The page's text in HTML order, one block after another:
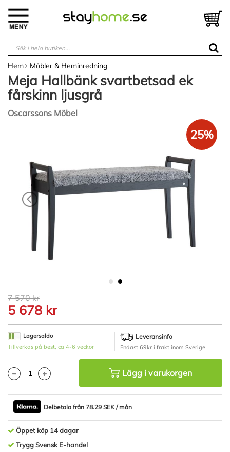
innehållet
Hem Möbler & Heminredning
Meja Hallbänk svartbetsad ek
fårskinn ljusgrå
Oscarssons Möbel
bildgalleriet
Hoppa
till
början
av
bildgalleriet
25%
7 570 kr
5 678 kr
Lagersaldo
Tillverkas på best, ca 4-6 veckor
Leveransinfo
Endast 69kr i frakt inom Sverige
Lägg i varukorgen
Delbetala från 78.29 SEK / mån
Öppet köp 14 dagar
Trygg Svensk E-handel